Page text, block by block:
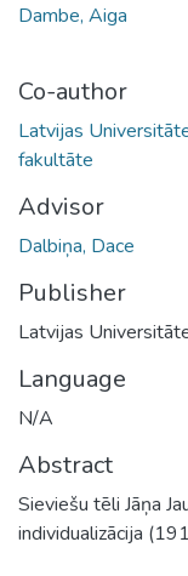
Dambe, Aiga
Co-author
Latvijas
fakultāte
Advisor
Dalbiņa, Dace
Publisher
Latvijas
Language
N/A
Abstract
Sieviešu tēli Jāņa
individualizācija